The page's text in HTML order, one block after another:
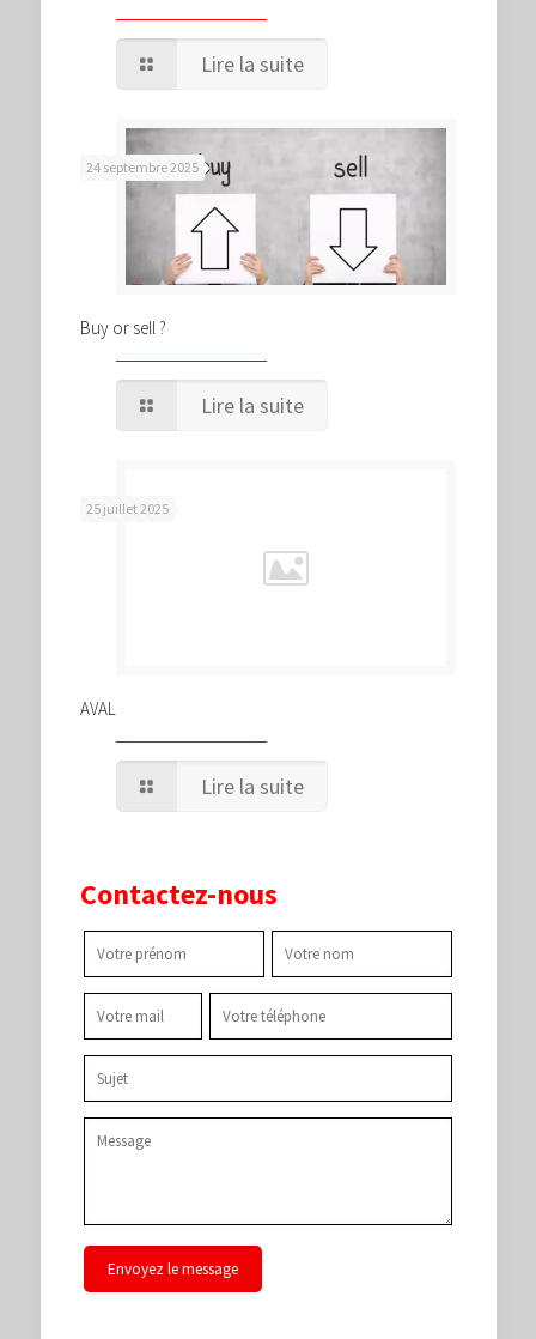
Lire la suite
24 septembre 2025
Buy or sell ?
Lire la suite
25 juillet 2025
AVAL
Lire la suite
Contactez-nous